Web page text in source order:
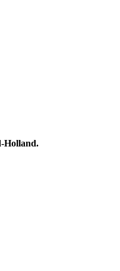
Holland.